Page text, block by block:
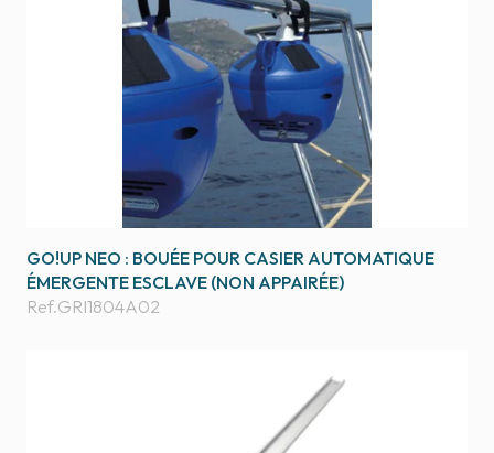
GO!UP NEO : BOUÉE POUR CASIER AUTOMATIQUE
ÉMERGENTE ESCLAVE (NON APPAIRÉE)
Ref.GRI1804A02